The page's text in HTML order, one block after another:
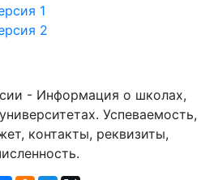
1
2
- Информация о школах,
Успеваемость,
контакты, реквизиты,